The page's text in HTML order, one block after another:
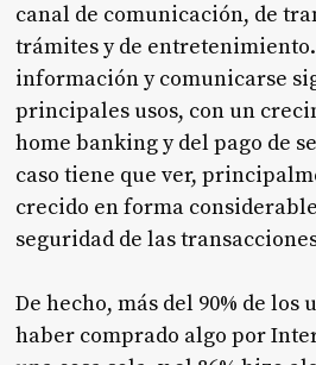
canal de comunicación, de
trámites y de
información y comunicarse
principales usos, con un
home banking y del pago de
caso tiene que ver,
crecido en forma
seguridad de las
De hecho, más del 90% de
haber comprado algo por